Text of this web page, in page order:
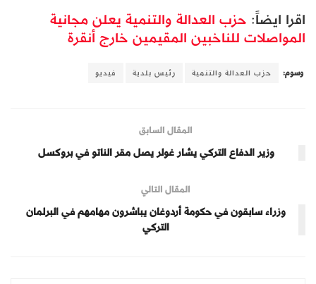
اقرا ايضاً: حزب العدالة والتنمية يعلن مجانية
المواصلات للناخبين المقيمين خارج أنقرة
وسوم: حزب العدالة والتنمية رئيس بلدية فيديو
المقال السابق
وزير الدفاع التركي يشار غولر يصل مقر الناتو في بروكسل
المقال التالي
وزراء سابقون في حكومة أردوغان يباشرون مهامهم في البرلمان
التركي